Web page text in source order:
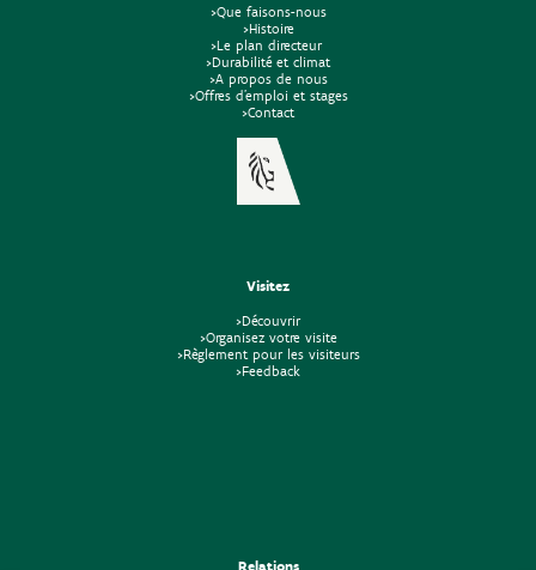
>Que faisons-nous
>Histoire
>Le plan directeur
>Durabilité et climat
>A propos de nous
>Offres d'emploi et stages
>Contact
Visitez
>Découvrir
>Organisez votre visite
>Règlement pour les visiteurs
>Feedback
Relations